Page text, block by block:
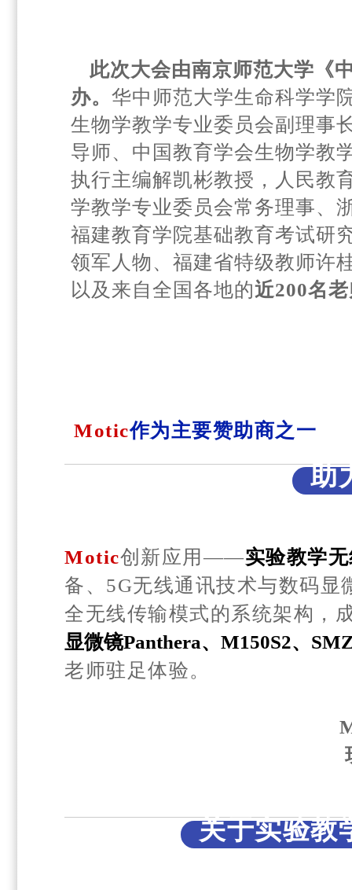
此次大会由南京师范大学《
办。华中师范大学生命科学学
生物学教学专业委员会副理事
导师、中国教育学会生物学教
执行主编解凯彬教授，人民教
学教学专业委员会常务理事、
福建教育学院基础教育考试研
领军人物、福建省特级教师许
以及来自全国各地的近200名
Motic作为主要赞助商之一
助
Motic创新应用——实验教学
备、5G无线通讯技术与数码
全无线传输模式的系统架构，
显微镜Panthera、M150S2、
老师驻足体验。
关于实验教